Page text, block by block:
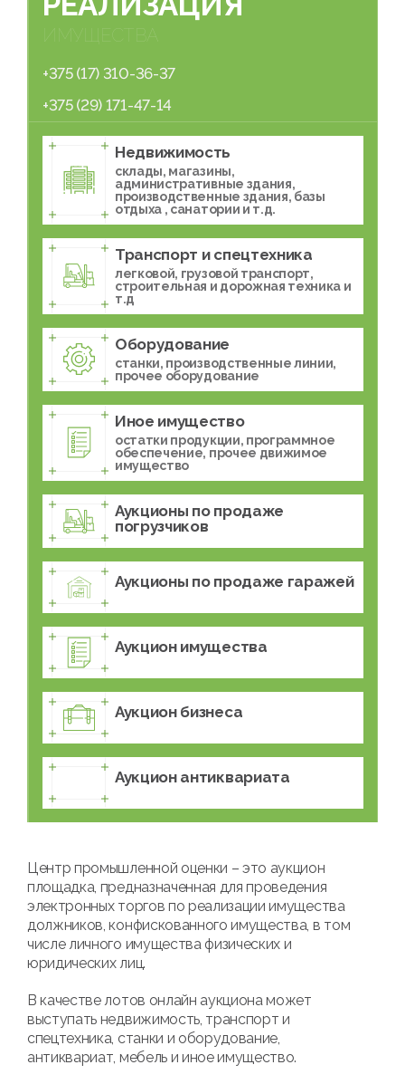
ИМУЩЕСТВА
+375 (17) 310-36-37
+375 (29) 171-47-14
Недвижимость
склады, магазины,
административные здания,
производственные здания, базы
отдыха , санатории и т.д.
Транспорт и спецтехника
легковой, грузовой транспорт,
строительная и дорожная техника и
т.д
Оборудование
станки, производственные линии,
прочее оборудование
Иное имущество
остатки продукции, программное
обеспечение, прочее движимое
имущество
Аукционы по продаже
погрузчиков
Аукционы по продаже гаражей
Аукцион имущества
Аукцион бизнеса
Аукцион антиквариата
Центр промышленной оценки – это аукцион
площадка, предназначенная для проведения
электронных торгов по реализации имущества
должников, конфискованного имущества, в том
числе личного имущества физических и
юридических лиц.
В качестве лотов онлайн аукциона может
выступать недвижимость, транспорт и
спецтехника, станки и оборудование,
антиквариат, мебель и иное имущество.